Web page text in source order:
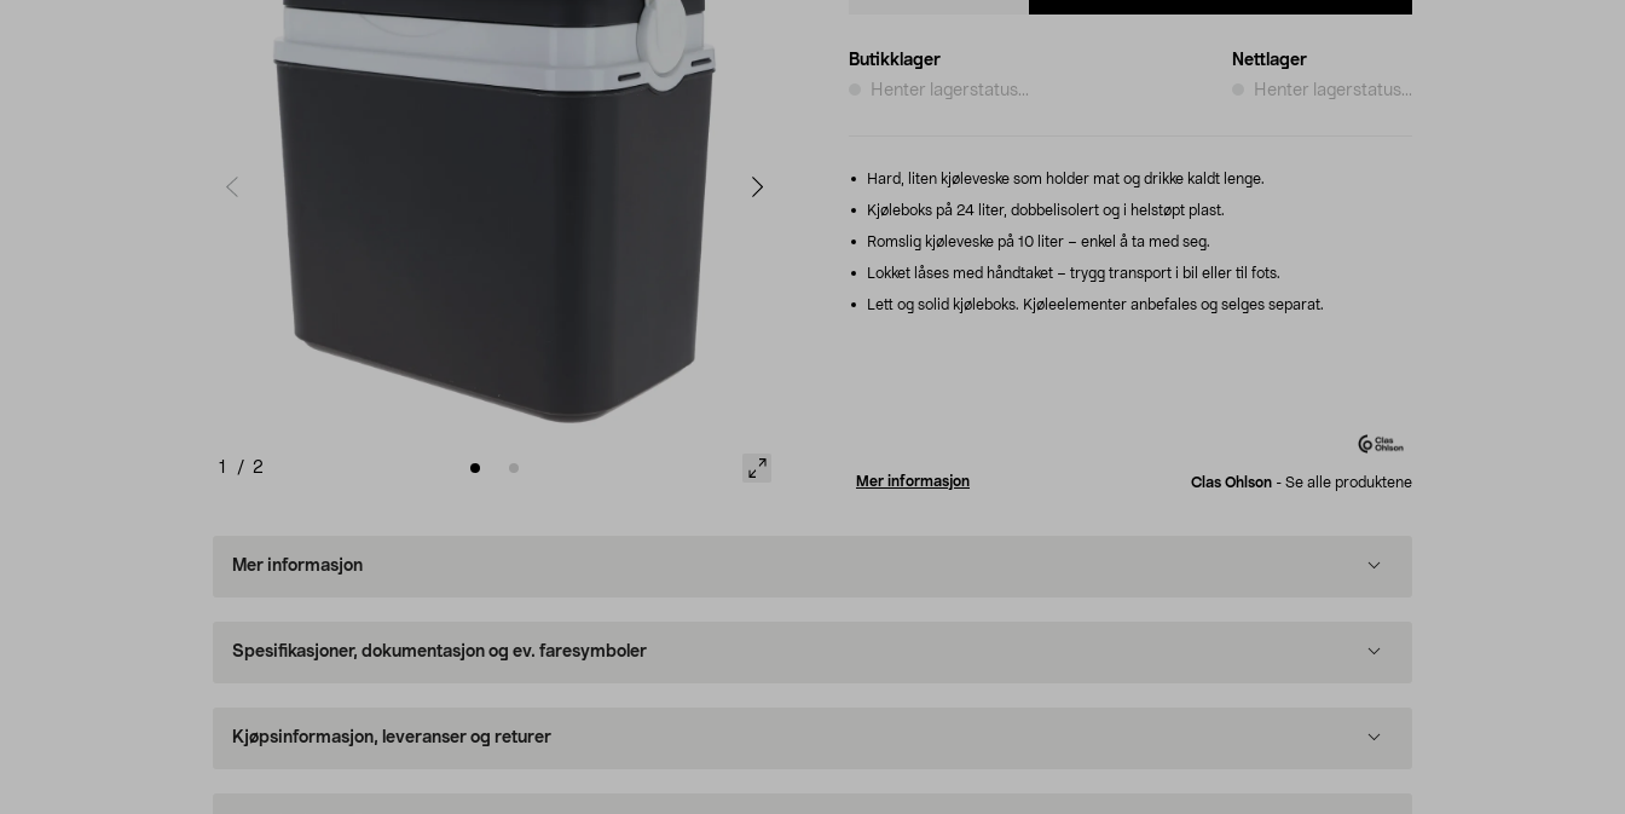
1 / 2
Butikklager
Henter lagerstatus...
Nettlager
Henter lagerstatus...
Hard, liten kjøleveske som holder mat og drikke kaldt lenge.
Kjøleboks på 24 liter, dobbelisolert og i helstøpt plast.
Romslig kjøleveske på 10 liter – enkel å ta med seg.
Lokket låses med håndtaket – trygg transport i bil eller til fots.
Lett og solid kjøleboks. Kjøleelementer anbefales og selges separat.
Mer informasjon Clas Ohlson - Se alle produktene
Mer informasjon
Spesifikasjoner, dokumentasjon og ev. faresymboler
Kjøpsinformasjon, leveranser og returer